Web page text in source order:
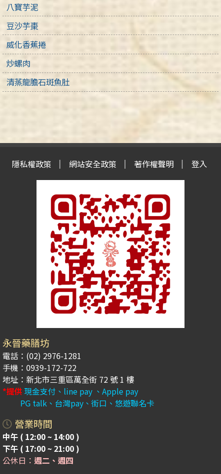
八寶芋泥
豆沙芋棗
威化香蕉捲
炒螺肉
清蒸龍膽石斑魚肚
隱私權政策 網站安全政策 著作權聲明 登入
永晉藥膳坊
電話：(02) 2976-1281
手機：0939-172-722
地址：新北市三重區萬全街 72 號 1 樓
*提供現金支付、line pay 、Apple pay
PG talk、台灣pay、街口、悠遊聯名卡
營業時間
中午 ( 12:00 ~ 14:00 )
下午 ( 17:00 ~ 21:00 )
公休日： 週二、週四